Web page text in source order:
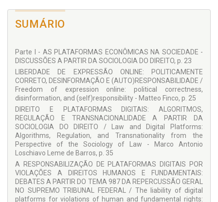
Iniciou sua trajetória como professora do ensino
fundamental, formou-se em Línguas e Culturas Estrangeiras
de Nice, na França, e na Universidade para Estrangeiros de
Siena, tendo lecionado nos Estados Unidos, na França e na
Eritreia antes de se tornar Dirigente Escolar. Dirigiu
instituições de ensino na região do Lago de Garda e o
escritório escolar do Consulado-Geral da Itália em São Paulo.
Desde setembro de 2025, atua no Ministério da Educação e
do Mérito.
ORLANDO VILLAS BÔAS FILHO
Possui Graduação em História pela Universidade de São
Paulo (1995). Licenciatura Plena em História pela
Universidade de São Paulo (1996). Graduação em Direito pela
Pontifícia Universidade Católica de São Paulo (1995).
Graduação em Filosofia pela Universidade de São Paulo
(2004). Mestrado em Direito pela Universidade de São Paulo
(2002). Doutorado em Direito, na área de concentração
Filosofia e Teoria Geral do Direito, pela Universidade de São
Paulo (2006). Pós-Doutorado na Université de Paris X -
SUMÁRIO
Parte I - AS PLATAFORMAS ECONÔMICAS NA SOCIEDADE -
DISCUSSÕES A PARTIR DA SOCIOLOGIA DO DIREITO, p. 23
LIBERDADE DE EXPRESSÃO ONLINE: POLITICAMENTE
CORRETO, DESINFORMAÇÃO E (AUTO)RESPONSABILIDADE /
Freedom of expression online: political correctness,
disinformation, and (self)responsibility - Matteo Finco, p. 25
DIREITO E PLATAFORMAS DIGITAIS: ALGORITMOS,
REGULAÇÃO E TRANSNACIONALIDADE A PARTIR DA
SOCIOLOGIA DO DIREITO / Law and Digital Platforms:
Algorithms, Regulation, and Transnationality from the
Perspective of the Sociology of Law - Marco Antonio
Loschiavo Leme de Barros, p. 35
A RESPONSABILIZAÇÃO DE PLATAFORMAS DIGITAIS POR
VIOLAÇÕES A DIREITOS HUMANOS E FUNDAMENTAIS:
DEBATES A PARTIR DO TEMA 987 DA REPERCUSSÃO GERAL
NO SUPREMO TRIBUNAL FEDERAL / The liability of digital
platforms for violations of human and fundamental rights: